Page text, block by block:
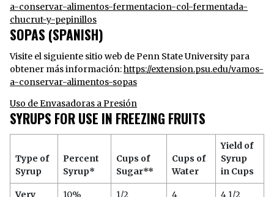
a-conservar-alimentos-fermentacion-col-fermentada-
chucrut-y-pepinillos
SOPAS (SPANISH)
Visite el siguiente sitio web de Penn State University para
obtener más información:https://extension.psu.edu/vamos-
a-conservar-alimentos-sopas
Uso de Envasadoras a Presión
SYRUPS FOR USE IN FREEZING FRUITS
Type of
Syrup
Percent
Syrup*
Cups of
Sugar**
Cups of
Water
Yield of
Syrup
in Cups
Very
10% 1/2 4
4 1/2